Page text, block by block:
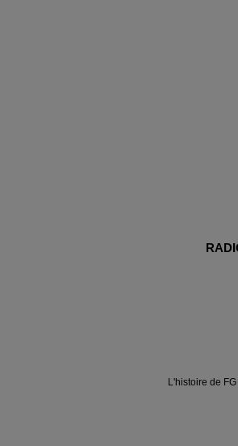
L'histoire de FG